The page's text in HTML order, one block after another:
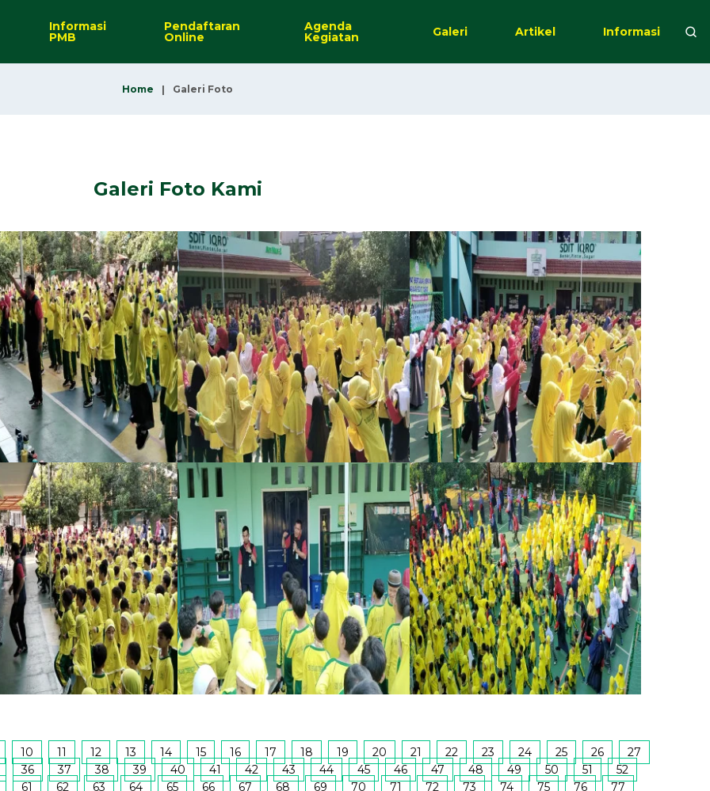
Informasi
PMB
Pendaftaran
Online
Agenda
Kegiatan Galeri Artikel Informasi
Home Galeri Foto
Galeri Foto Kami
10 11 12 13 14 15 16 17 18 19 20 21 22 23 24 25 26
27
36
37 38 39 40 41 42 43 44 45 46 47 48 49 50 51
52
61
62 63 64 65 66 67 68 69 70 71 72 73 74 75 76
77